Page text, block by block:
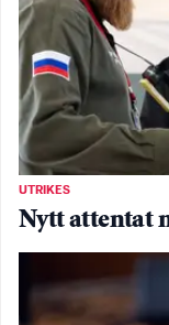
UTRIKES
Nytt attentat